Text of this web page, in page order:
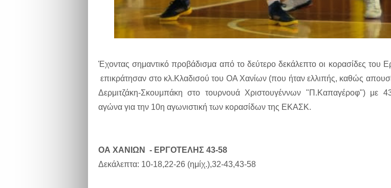
Έχοντας σημαντικό προβάδισμα από το δεύτερο δεκάλεπτο οι κορασίδες του
επικράτησαν στο κλ.Κλαδισού του ΟΑ Χανίων (που ήταν ελλιπής, καθώς
Δερμιτζάκη-Σκουμπάκη στο τουρνουά Χριστουγέννων "Π.Καπαγέροφ") με
αγώνα για την 10η αγωνιστική των κορασίδων της ΕΚΑΣΚ.
ΟΑ ΧΑΝΙΩΝ - ΕΡΓΟΤΕΛΗΣ 43-58
Δεκάλεπτα: 10-18,22-26 (ημίχ.),32-43,43-58